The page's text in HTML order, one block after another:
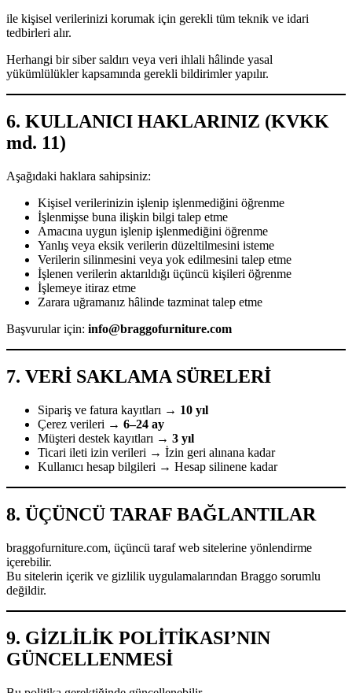
ile kişisel verilerinizi korumak için gerekli tüm teknik ve idari
tedbirleri alır.
Herhangi bir siber saldırı veya veri ihlali hâlinde yasal
yükümlülükler kapsamında gerekli bildirimler yapılır.
6. KULLANICI HAKLARINIZ (KVKK
md. 11)
Aşağıdaki haklara sahipsiniz:
Kişisel verilerinizin işlenip işlenmediğini öğrenme
İşlenmişse buna ilişkin bilgi talep etme
Amacına uygun işlenip işlenmediğini öğrenme
Yanlış veya eksik verilerin düzeltilmesini isteme
Verilerin silinmesini veya yok edilmesini talep etme
İşlenen verilerin aktarıldığı üçüncü kişileri öğrenme
İşlemeye itiraz etme
Zarara uğramanız hâlinde tazminat talep etme
Başvurular için: info@braggofurniture.com
7. VERİ SAKLAMA SÜRELERİ
Sipariş ve fatura kayıtları → 10 yıl
Çerez verileri → 6–24 ay
Müşteri destek kayıtları → 3 yıl
Ticari ileti izin verileri → İzin geri alınana kadar
Kullanıcı hesap bilgileri → Hesap silinene kadar
8. ÜÇÜNCÜ TARAF BAĞLANTILAR
braggofurniture.com, üçüncü taraf web sitelerine yönlendirme
içerebilir.
Bu sitelerin içerik ve gizlilik uygulamalarından Braggo sorumlu
değildir.
9. GİZLİLİK POLİTİKASI’NIN
GÜNCELLENMESİ